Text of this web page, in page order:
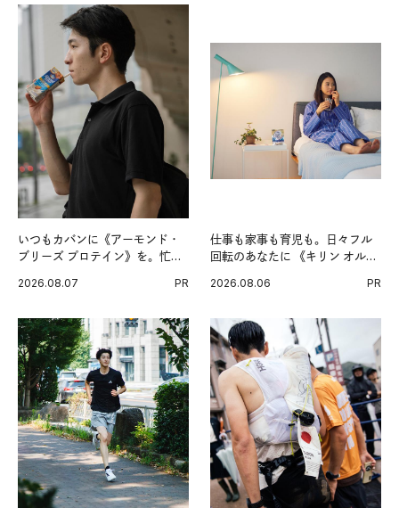
いつもカバンに《アーモンド・
ブリーズ プロテイン》を。忙し
グ習慣。
2026.08.07 PR
仕事も家事も育児も。日々フル
回転のあなたに 《キリン オルニ
2026.08.06 PR